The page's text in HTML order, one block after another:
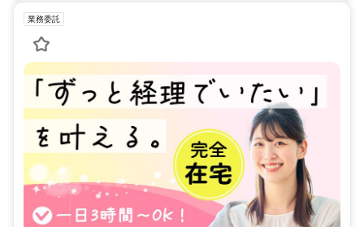
業務委託